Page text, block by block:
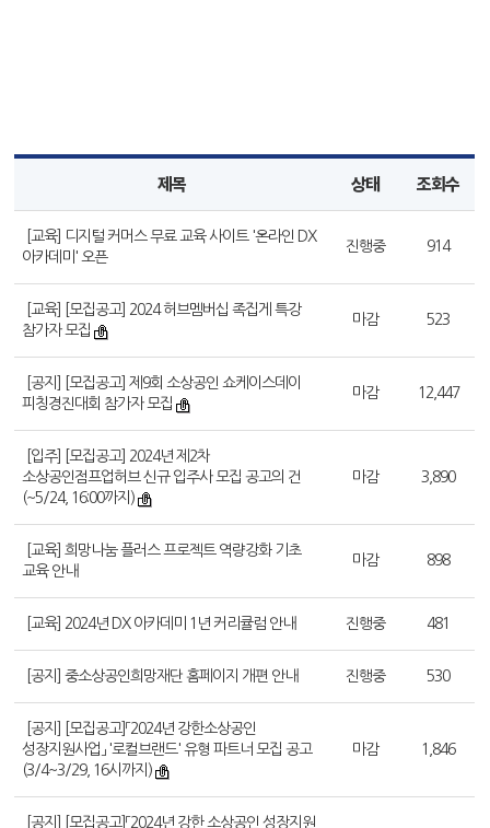
제목 상태 조회수
[교육] 디지털 커머스 무료 교육 사이트 '온라인 DX
아카데미' 오픈
진행중 914
[교육] [모집공고] 2024 허브멤버십 족집게 특강
참가자 모집
마감 523
[공지] [모집공고] 제9회 소상공인 쇼케이스데이
피칭경진대회 참가자 모집
마감 12,447
[입주] [모집공고] 2024년 제2차
소상공인점프업허브 신규 입주사 모집 공고의 건
(~5/24, 16:00까지)
마감 3,890
[교육] 희망나눔 플러스 프로젝트 역량강화 기초
교육 안내
마감 898
[교육] 2024년 DX 아카데미 1년 커리큘럼 안내 진행중 481
[공지] 중소상공인희망재단 홈페이지 개편 안내 진행중 530
[공지] [모집공고]「2024년 강한소상공인
성장지원사업」 '로컬브랜드' 유형 파트너 모집 공고
(3/4~3/29, 16시까지)
마감 1,846
[공지] [모집공고]「2024년 강한 소상공인 성장지원